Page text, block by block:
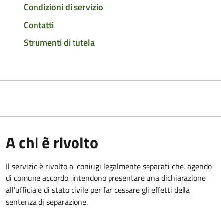
Condizioni di servizio
Contatti
Strumenti di tutela
A chi è rivolto
Il servizio è rivolto ai coniugi legalmente separati che, agendo
di comune accordo, intendono presentare una dichiarazione
all'ufficiale di stato civile per far cessare gli effetti della
sentenza di separazione.